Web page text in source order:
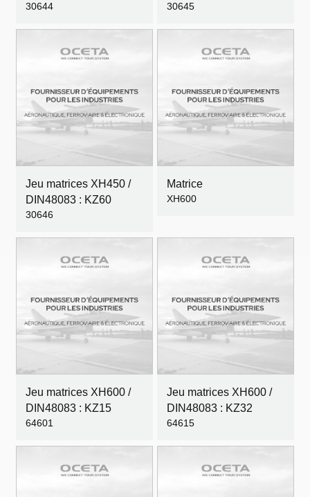
30644 30645
Jeu matrices XH450 /
DIN48083 : KZ60
30646
Matrice
XH600
Jeu matrices XH600 /
DIN48083 : KZ15
64601
Jeu matrices XH600 /
DIN48083 : KZ32
64615